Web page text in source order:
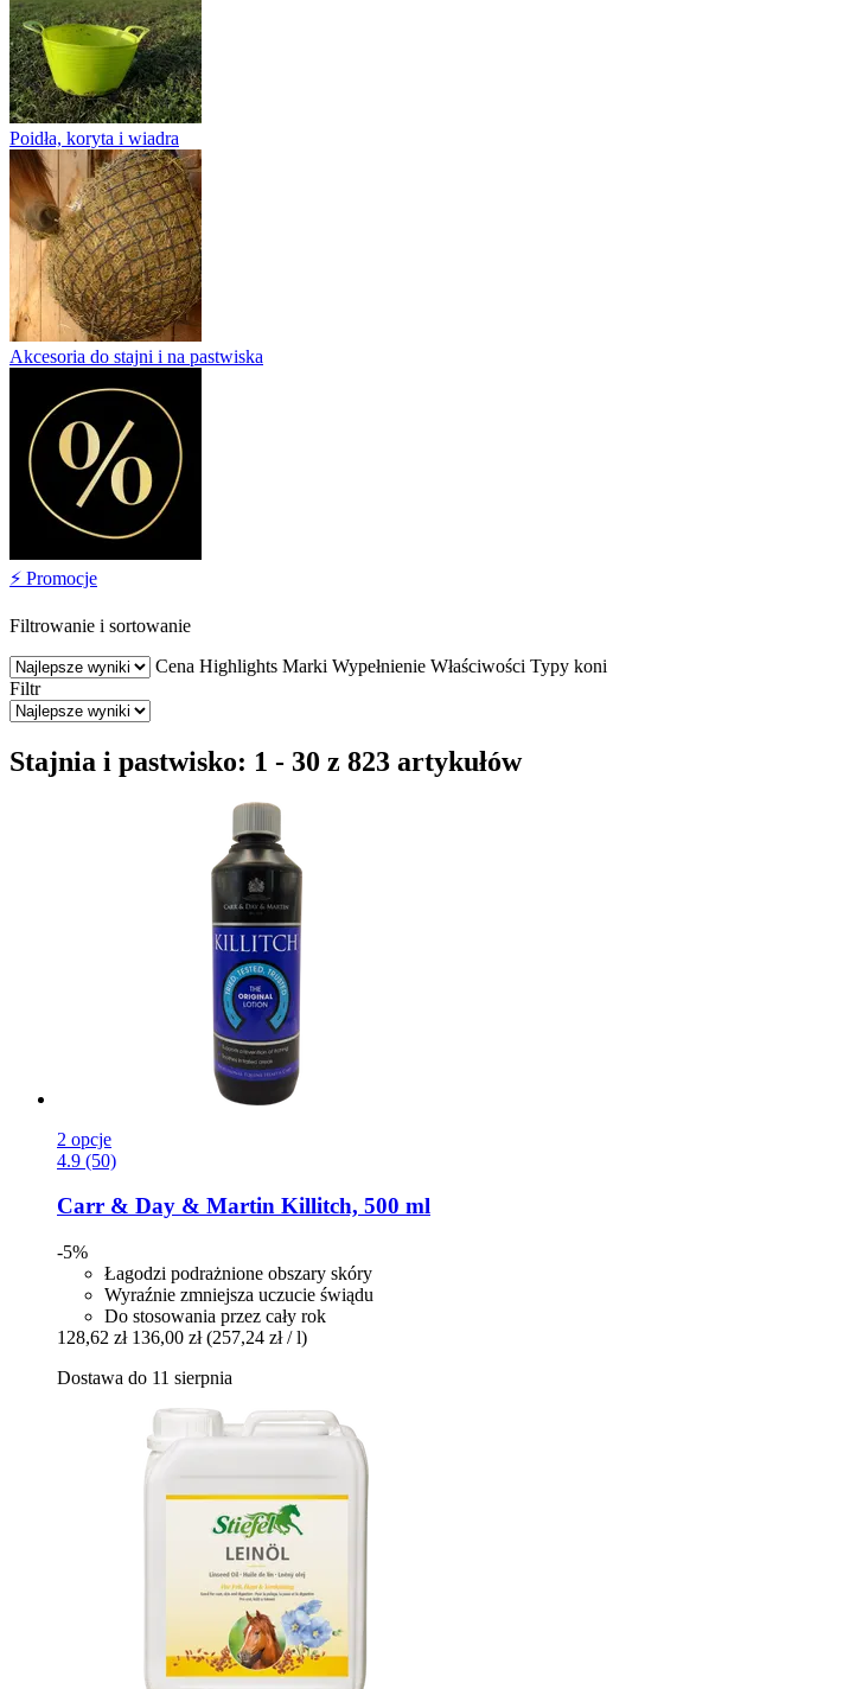
Poidła, koryta i wiadra
Akcesoria do stajni i na pastwiska
⚡ Promocje
Filtrowanie i sortowanie
Cena Highlights Marki Wypełnienie Właściwości Typy koni
Filtr
Stajnia i pastwisko: 1 - 30 z 823 artykułów
2 opcje
4.9 (50)
Carr & Day & Martin Killitch, 500 ml
-5%
Łagodzi podrażnione obszary skóry
Wyraźnie zmniejsza uczucie świądu
Do stosowania przez cały rok
128,62 zł 136,00 zł (257,24 zł / l)
Dostawa do 11 sierpnia